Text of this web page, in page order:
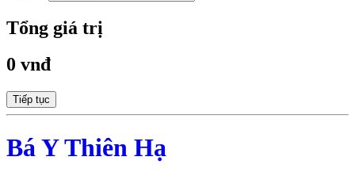
Tổng giá trị
0 vnđ
Tiếp tục
Bá Y Thiên Hạ